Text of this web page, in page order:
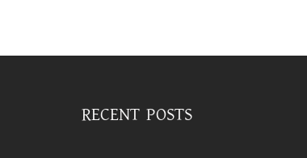
RECENT POSTS